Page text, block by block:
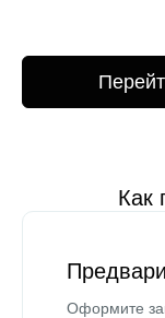
Как
Оформите